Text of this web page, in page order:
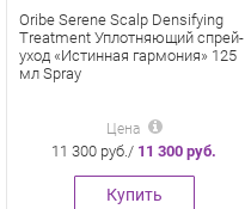
Oribe Serene Scalp Densifying
Treatment Уплотняющий спрей-
уход «Истинная гармония» 125
мл Spray
Цена
11 300 руб./ 11 300 руб.
Купить